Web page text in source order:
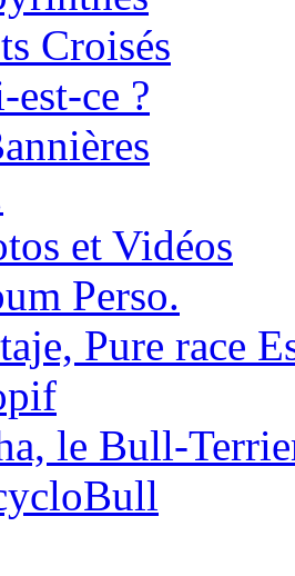
Croisés
est-ce ?
et Vidéos
Perso.
Pure race
le Bull-